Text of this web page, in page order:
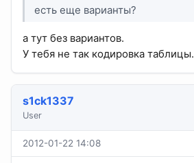
есть еще варианты?
а тут без вариантов.
У тебя не так кодировка таблицы.
s1ck1337
User
2012-01-22 14:08